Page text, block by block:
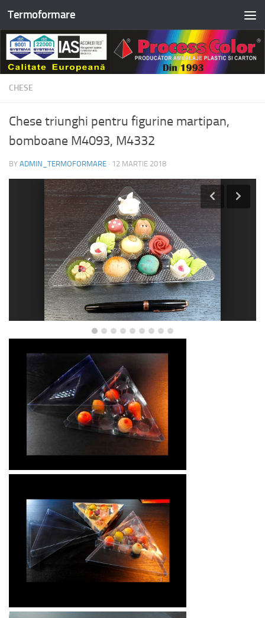
Skip to content
Termoformare
CHESE
Chese triunghi pentru figurine martipan,
bomboane M4093, M4332
BY ADMIN_TERMOFORMARE · 12 MARTIE 2018